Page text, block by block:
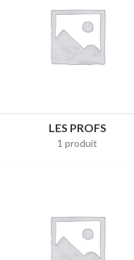
LES PROFS
1 produit